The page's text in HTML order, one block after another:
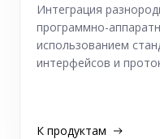
Интеграция
программно-
использованием
интерфейсов и
К продуктам